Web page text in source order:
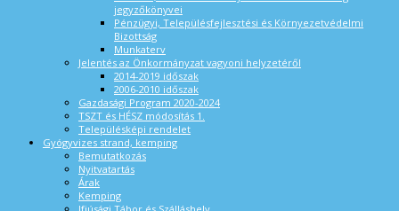
jegyzőkönyvei
Pénzügyi, Településfejlesztési és Környezetvédelmi
Bizottság
Munkaterv
Jelentés az Önkormányzat vagyoni helyzetéről
2014-2019 időszak
2006-2010 időszak
Gazdasági Program 2020-2024
TSZT és HÉSZ módosítás 1.
Településképi rendelet
Gyógyvizes strand, kemping
Bemutatkozás
Nyitvatartás
Árak
Kemping